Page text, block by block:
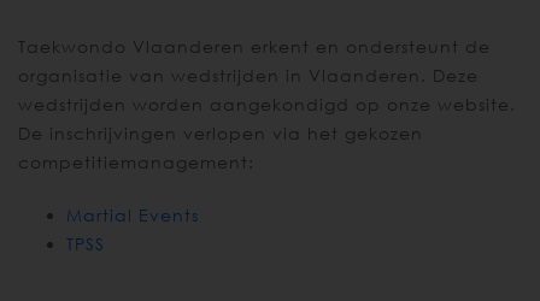
Taekwondo Vlaanderen erkent en ondersteunt de
organisatie van wedstrijden in Vlaanderen. Deze
wedstrijden worden aangekondigd op onze website.
De inschrijvingen verlopen via het gekozen
competitiemanagement:
Martial Events
TPSS